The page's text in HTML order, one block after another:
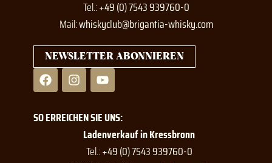
Tel.:+49 (0) 7543 939760-0
Mail:whiskyclub@brigantia-whisky.com
NEWSLETTER ABONNIEREN
F
a
c
e
b
I
n
s
t
a
Y
o
u
t
u
b
e
SO ERREICHEN SIE UNS:
Ladenverkauf in Kressbronn
Tel.:+49 (0) 7543 939760-0